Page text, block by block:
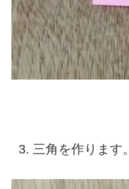
三角を作ります。